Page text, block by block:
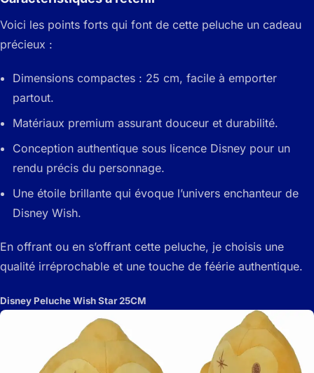
Voici les points forts qui font de cette peluche un cadeau
précieux :
Dimensions compactes : 25 cm, facile à emporter
partout.
Matériaux premium assurant douceur et durabilité.
Conception authentique sous licence Disney pour un
rendu précis du personnage.
Une étoile brillante qui évoque l’univers enchanteur de
Disney Wish.
En offrant ou en s’offrant cette peluche, je choisis une
qualité irréprochable et une touche de féérie authentique.
Disney Peluche Wish Star 25CM